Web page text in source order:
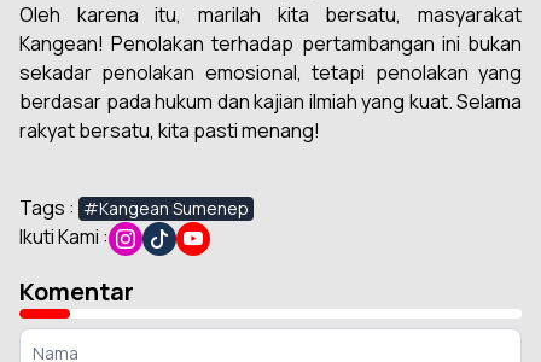
Oleh karena itu, marilah kita bersatu, masyarakat
Kangean! Penolakan terhadap pertambangan ini bukan
sekadar penolakan emosional, tetapi penolakan yang
berdasar pada hukum dan kajian ilmiah yang kuat. Selama
rakyat bersatu, kita pasti menang!
Tags : #Kangean Sumenep
Ikuti Kami :
Komentar